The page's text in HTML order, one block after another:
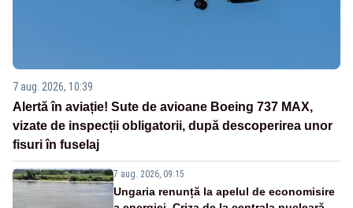
7 aug. 2026, 10:39
Alertă în aviație! Sute de avioane Boeing 737 MAX,
vizate de inspecții obligatorii, după descoperirea unor
fisuri în fuselaj
7 aug. 2026, 09:15
Ungaria renunță la apelul de economisire